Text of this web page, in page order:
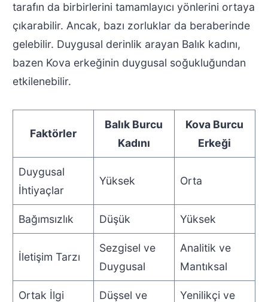
tarafın da birbirlerini tamamlayıcı yönlerini ortaya
çıkarabilir. Ancak, bazı zorluklar da beraberinde
gelebilir. Duygusal derinlik arayan Balık kadını,
bazen Kova erkeğinin duygusal soğukluğundan
etkilenebilir.
Faktörler
Balık Burcu
Kadını
Kova Burcu
Erkeği
Duygusal
İhtiyaçlar
Yüksek Orta
Bağımsızlık Düşük Yüksek
İletişim Tarzı
Sezgisel ve
Duygusal
Analitik ve
Mantıksal
Ortak İlgi
Düşsel ve
Yenilikçi ve